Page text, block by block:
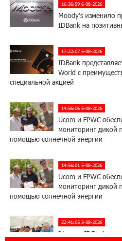
16:36:59 6-08-2026
Moody’s изменило
IDBank на
17:22:07 5-08-2026
IDBank
World с
специальной акцией
14:56:06 5-08-2026
Ucom и FPWC
мониторинг дикой
помощью солнечной энергии
14:56:01 5-08-2026
Ucom и FPWC
мониторинг дикой
помощью солнечной энергии
22:41:05 3-08-2026
Idram и IDBank -